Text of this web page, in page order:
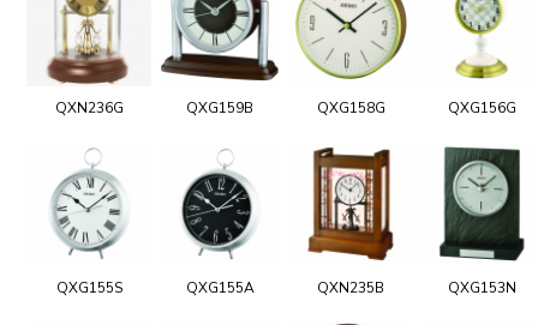
QXN236G QXG159B QXG158G QXG156G
QXG155S QXG155A QXN235B QXG153N